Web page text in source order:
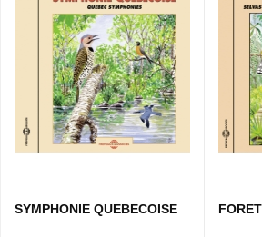
SYMPHONIE QUEBECOISE